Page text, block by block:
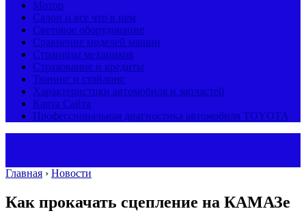
Мотор
Салон и все что в нем
Световое оборудование
Сравнение моделей машин
Страницы механиков
Страхование и кредиты
Тюнинг и стайлинг
Характеристики автомобиля и запчастей
Карта Сайта
Профессиональная диагностика автомобиля TOYOTA
Главная › Новости
Как прокачать сцепление на КАМАЗе